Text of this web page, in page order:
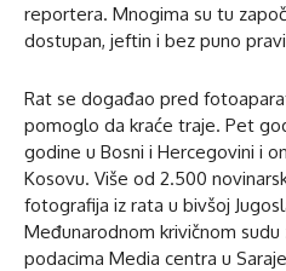
reportera. Mnogima su tu
dostupan, jeftin i bez puno
Rat se događao pred
pomoglo da kraće traje. Pet
godine u Bosni i Hercegovini i
Kosovu. Više od 2.500
fotografija iz rata u bivšoj
Međunarodnom krivičnom sudu
podacima Media centra u